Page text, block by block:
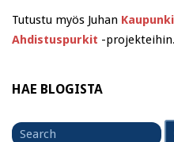
Tutustu myös Juhan
Ahdistuspurkit -
HAE BLOGISTA
Search
for